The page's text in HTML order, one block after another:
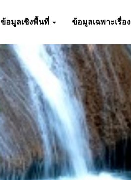
ข้อมูลเชิงพื้นที่ ข้อมูลเฉพาะเรื่อง